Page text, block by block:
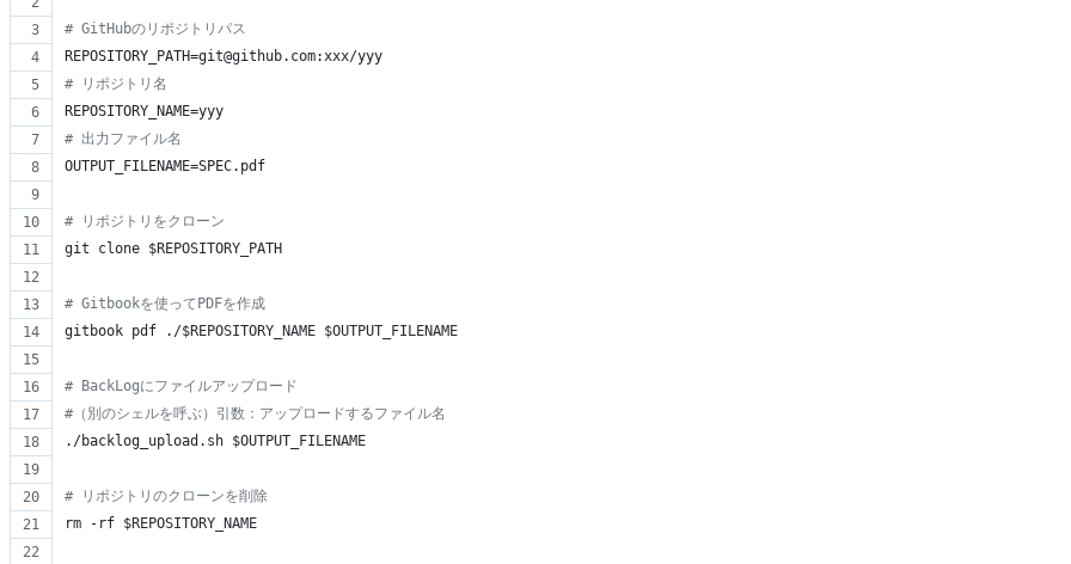
# GitHubのリポジトリパス
REPOSITORY_PATH=git@github.com:xxx/yyy
# リポジトリ名
REPOSITORY_NAME=yyy
# 出力ファイル名
OUTPUT_FILENAME=SPEC.pdf
# リポジトリをクローン
git clone $REPOSITORY_PATH
# Gitbookを使ってPDFを作成
gitbook pdf ./$REPOSITORY_NAME $OUTPUT_FILENAME
# BackLogにファイルアップロード
#（別のシェルを呼ぶ）引数：アップロードするファイル名
./backlog_upload.sh $OUTPUT_FILENAME
# リポジトリのクローンを削除
rm -rf $REPOSITORY_NAME